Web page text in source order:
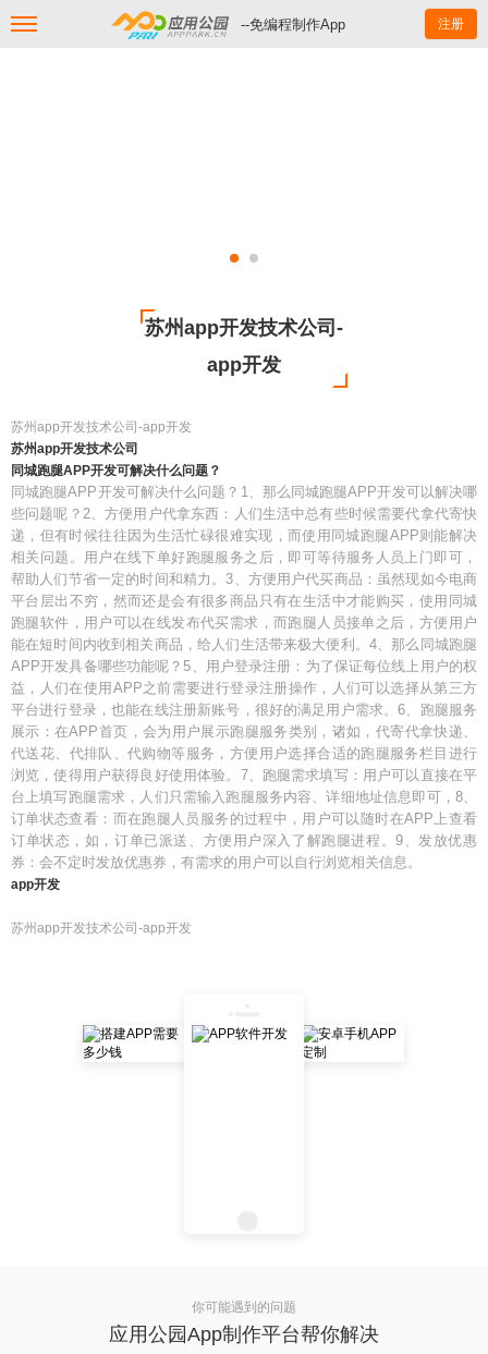
--免编程制作App 注册
苏州app开发技术公司-
app开发
苏州app开发技术公司-app开发
苏州app开发技术公司
同城跑腿APP开发可解决什么问题？
同城跑腿APP开发可解决什么问题？1、那么同城跑腿APP开发可以解决哪
些问题呢？2、方便用户代拿东西：人们生活中总有些时候需要代拿代寄快
递，但有时候往往因为生活忙碌很难实现，而使用同城跑腿APP则能解决
相关问题。用户在线下单好跑腿服务之后，即可等待服务人员上门即可，
帮助人们节省一定的时间和精力。3、方便用户代买商品：虽然现如今电商
平台层出不穷，然而还是会有很多商品只有在生活中才能购买，使用同城
跑腿软件，用户可以在线发布代买需求，而跑腿人员接单之后，方便用户
能在短时间内收到相关商品，给人们生活带来极大便利。4、那么同城跑腿
APP开发具备哪些功能呢？5、用户登录注册：为了保证每位线上用户的权
益，人们在使用APP之前需要进行登录注册操作，人们可以选择从第三方
平台进行登录，也能在线注册新账号，很好的满足用户需求。6、跑腿服务
展示：在APP首页，会为用户展示跑腿服务类别，诸如，代寄代拿快递、
代送花、代排队、代购物等服务，方便用户选择合适的跑腿服务栏目进行
浏览，使得用户获得良好使用体验。7、跑腿需求填写：用户可以直接在平
台上填写跑腿需求，人们只需输入跑腿服务内容、详细地址信息即可，8、
订单状态查看：而在跑腿人员服务的过程中，用户可以随时在APP上查看
订单状态，如，订单已派送、方便用户深入了解跑腿进程。9、发放优惠
券：会不定时发放优惠券，有需求的用户可以自行浏览相关信息。
app开发
苏州app开发技术公司-app开发
你可能遇到的问题
应用公园App制作平台帮你解决